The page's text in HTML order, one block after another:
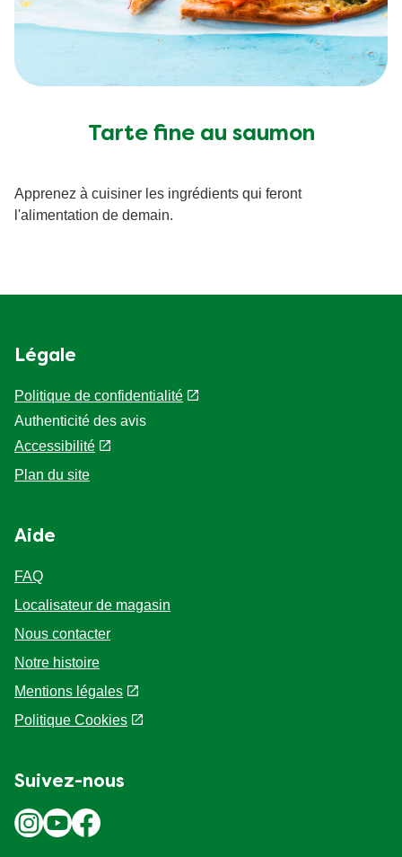
Tarte fine au saumon
Apprenez à cuisiner les ingrédients qui feront
l'alimentation de demain.
Légale
Politique de confidentialité
Authenticité des avis
Accessibilité
Plan du site
Aide
FAQ
Localisateur de magasin
Nous contacter
Notre histoire
Mentions légales
Politique Cookies
Suivez-nous